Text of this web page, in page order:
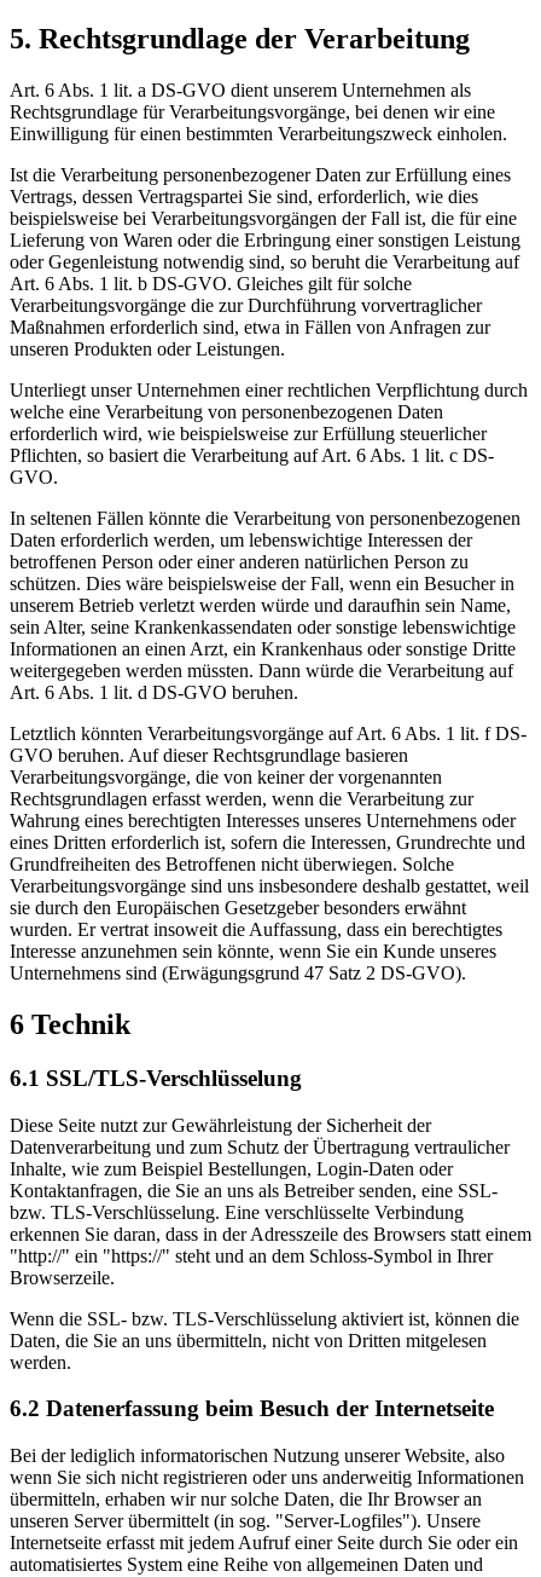
5. Rechtsgrundlage der Verarbeitung
Art. 6 Abs. 1 lit. a DS-GVO dient unserem Unternehmen als
Rechtsgrundlage für Verarbeitungsvorgänge, bei denen wir eine
Einwilligung für einen bestimmten Verarbeitungszweck einholen.
Ist die Verarbeitung personenbezogener Daten zur Erfüllung eines
Vertrags, dessen Vertragspartei Sie sind, erforderlich, wie dies
beispielsweise bei Verarbeitungsvorgängen der Fall ist, die für eine
Lieferung von Waren oder die Erbringung einer sonstigen Leistung
oder Gegenleistung notwendig sind, so beruht die Verarbeitung auf
Art. 6 Abs. 1 lit. b DS-GVO. Gleiches gilt für solche
Verarbeitungsvorgänge die zur Durchführung vorvertraglicher
Maßnahmen erforderlich sind, etwa in Fällen von Anfragen zur
unseren Produkten oder Leistungen.
Unterliegt unser Unternehmen einer rechtlichen Verpflichtung durch
welche eine Verarbeitung von personenbezogenen Daten
erforderlich wird, wie beispielsweise zur Erfüllung steuerlicher
Pflichten, so basiert die Verarbeitung auf Art. 6 Abs. 1 lit. c DS-
GVO.
In seltenen Fällen könnte die Verarbeitung von personenbezogenen
Daten erforderlich werden, um lebenswichtige Interessen der
betroffenen Person oder einer anderen natürlichen Person zu
schützen. Dies wäre beispielsweise der Fall, wenn ein Besucher in
unserem Betrieb verletzt werden würde und daraufhin sein Name,
sein Alter, seine Krankenkassendaten oder sonstige lebenswichtige
Informationen an einen Arzt, ein Krankenhaus oder sonstige Dritte
weitergegeben werden müssten. Dann würde die Verarbeitung auf
Art. 6 Abs. 1 lit. d DS-GVO beruhen.
Letztlich könnten Verarbeitungsvorgänge auf Art. 6 Abs. 1 lit. f DS-
GVO beruhen. Auf dieser Rechtsgrundlage basieren
Verarbeitungsvorgänge, die von keiner der vorgenannten
Rechtsgrundlagen erfasst werden, wenn die Verarbeitung zur
Wahrung eines berechtigten Interesses unseres Unternehmens oder
eines Dritten erforderlich ist, sofern die Interessen, Grundrechte und
Grundfreiheiten des Betroffenen nicht überwiegen. Solche
Verarbeitungsvorgänge sind uns insbesondere deshalb gestattet, weil
sie durch den Europäischen Gesetzgeber besonders erwähnt
wurden. Er vertrat insoweit die Auffassung, dass ein berechtigtes
Interesse anzunehmen sein könnte, wenn Sie ein Kunde unseres
Unternehmens sind (Erwägungsgrund 47 Satz 2 DS-GVO).
6 Technik
6.1 SSL/TLS-Verschlüsselung
Diese Seite nutzt zur Gewährleistung der Sicherheit der
Datenverarbeitung und zum Schutz der Übertragung vertraulicher
Inhalte, wie zum Beispiel Bestellungen, Login-Daten oder
Kontaktanfragen, die Sie an uns als Betreiber senden, eine SSL-
bzw. TLS-Verschlüsselung. Eine verschlüsselte Verbindung
erkennen Sie daran, dass in der Adresszeile des Browsers statt einem
"http://" ein "https://" steht und an dem Schloss-Symbol in Ihrer
Browserzeile.
Wenn die SSL- bzw. TLS-Verschlüsselung aktiviert ist, können die
Daten, die Sie an uns übermitteln, nicht von Dritten mitgelesen
werden.
6.2 Datenerfassung beim Besuch der Internetseite
Bei der lediglich informatorischen Nutzung unserer Website, also
wenn Sie sich nicht registrieren oder uns anderweitig Informationen
übermitteln, erhaben wir nur solche Daten, die Ihr Browser an
unseren Server übermittelt (in sog. "Server-Logfiles"). Unsere
Internetseite erfasst mit jedem Aufruf einer Seite durch Sie oder ein
automatisiertes System eine Reihe von allgemeinen Daten und